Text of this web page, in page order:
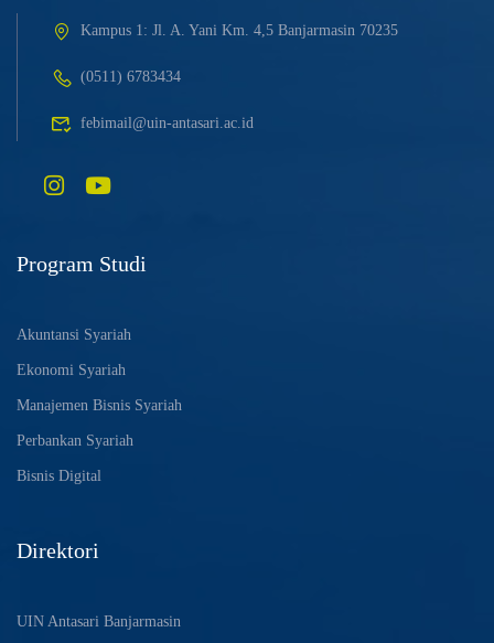
Kampus 1: Jl. A. Yani Km. 4,5 Banjarmasin 70235
(0511) 6783434
febimail@uin-antasari.ac.id
Program Studi
Akuntansi Syariah
Ekonomi Syariah
Manajemen Bisnis Syariah
Perbankan Syariah
Bisnis Digital
Direktori
UIN Antasari Banjarmasin